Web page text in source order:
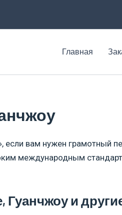
Главная
вам нужен грамотный
международным
Гуанчжоу и